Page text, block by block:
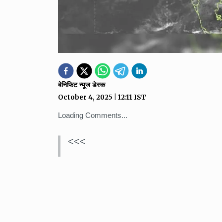
बेनिफिट न्यूज डेस्क
October 4, 2025 12:11 IST
Loading Comments...
<<<